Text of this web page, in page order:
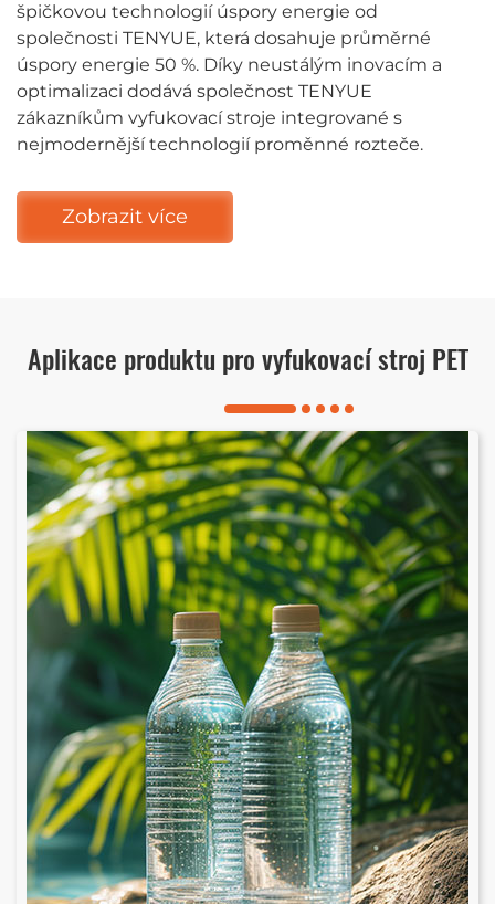
špičkovou technologií úspory energie od
společnosti TENYUE, která dosahuje průměrné
úspory energie 50 %. Díky neustálým inovacím a
optimalizaci dodává společnost TENYUE
zákazníkům vyfukovací stroje integrované s
nejmodernější technologií proměnné rozteče.
Zobrazit více
Aplikace produktu pro vyfukovací stroj PET